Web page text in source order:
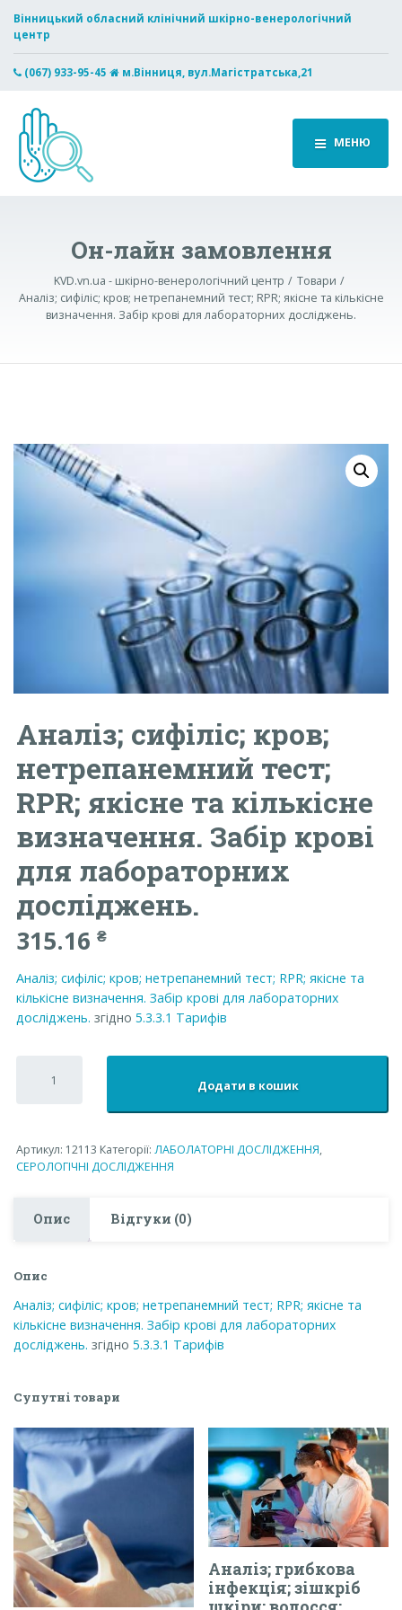
Вінницький обласний клінічний шкірно-венерологічний
центр
(067) 933-95-45 м.Вінниця, вул.Магістратська,21
МЕНЮ
Он-лайн замовлення
KVD.vn.ua - шкірно-венерологічний центр
Товари
Аналіз; сифіліс; кров; нетрепанемний тест; RPR; якісне та кількісне
визначення. Забір крові для лабораторних досліджень.
Аналіз; сифіліс; кров;
нетрепанемний тест;
RPR; якісне та кількісне
визначення. Забір крові
для лабораторних
досліджень.
315.16 ₴
Аналіз; сифіліс; кров; нетрепанемний тест; RPR; якісне та
кількісне визначення. Забір крові для лабораторних
досліджень. згідно 5.3.3.1 Тарифів
сифіліс;
RPR;
якісне
визначення.
лабораторних
досліджень.
кількість
Додати в кошик
Артикул: 12113 Категорії: ЛАБОЛАТОРНІ ДОСЛІДЖЕННЯ,
СЕРОЛОГІЧНІ ДОСЛІДЖЕННЯ
Опис Відгуки (0)
Опис
Аналіз; сифіліс; кров; нетрепанемний тест; RPR; якісне та
кількісне визначення. Забір крові для лабораторних
досліджень. згідно 5.3.3.1 Тарифів
Супутні товари
Аналіз; грибкова
інфекція; зішкріб